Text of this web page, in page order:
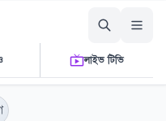
লাইভ টিভি